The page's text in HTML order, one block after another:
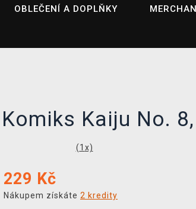
OBLEČENÍ A DOPLŇKY
Komiks Kaiju No.
(1 x)
229 Kč
Nákupem získáte 2 kredity